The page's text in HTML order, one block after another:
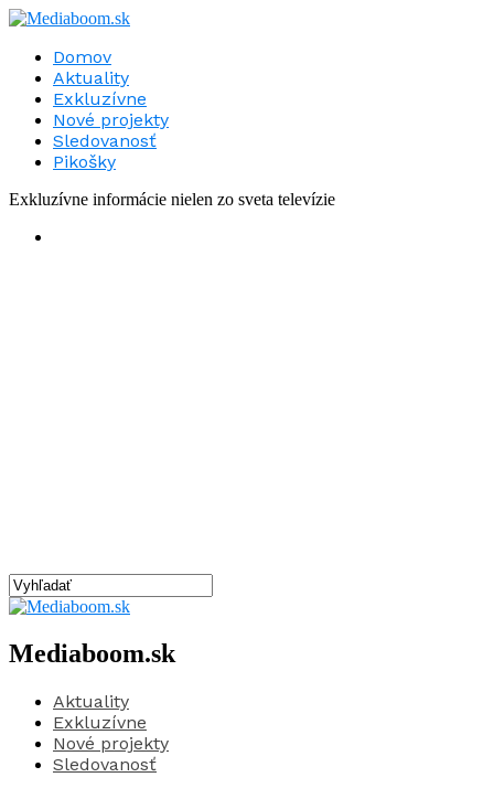
Domov
Aktuality
Exkluzívne
Nové projekty
Sledovanosť
Pikošky
Exkluzívne informácie nielen zo sveta televízie
Mediaboom.sk
Aktuality
Exkluzívne
Nové projekty
Sledovanosť